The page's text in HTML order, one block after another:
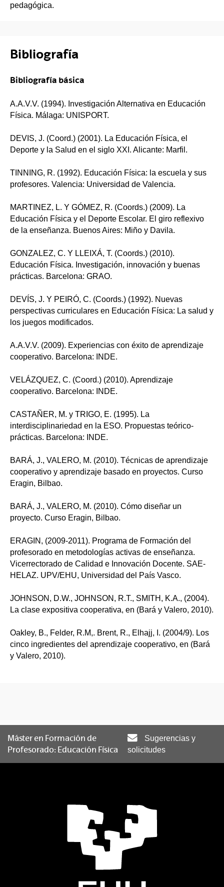
pedagógica.
Bibliografía
Bibliografía básica
A.A.V.V. (1994). Investigación Alternativa en Educación
Física. Málaga: UNISPORT.
DEVIS, J. (Coord.) (2001). La Educación Física, el
Deporte y la Salud en el siglo XXI. Alicante: Marfil.
TINNING, R. (1992). Educación Física: la escuela y sus
profesores. Valencia: Universidad de Valencia.
MARTINEZ, L. Y GÓMEZ, R. (Coords.) (2009). La
Educación Física y el Deporte Escolar. El giro reflexivo
de la enseñanza. Buenos Aires: Miño y Davila.
GONZALEZ, C. Y LLEIXÁ, T. (Coords.) (2010).
Educación Física. Investigación, innovación y buenas
prácticas. Barcelona: GRAO.
DEVÍS, J. Y PEIRÓ, C. (Coords.) (1992). Nuevas
perspectivas curriculares en Educación Física: La salud y
los juegos modificados.
A.A.V.V. (2009). Experiencias con éxito de aprendizaje
cooperativo. Barcelona: INDE.
VELÁZQUEZ, C. (Coord.) (2010). Aprendizaje
cooperativo. Barcelona: INDE.
CASTAÑER, M. y TRIGO, E. (1995). La
interdisciplinariedad en la ESO. Propuestas teórico-
prácticas. Barcelona: INDE.
BARÁ, J., VALERO, M. (2010). Técnicas de aprendizaje
cooperativo y aprendizaje basado en proyectos. Curso
Eragin, Bilbao.
BARÁ, J., VALERO, M. (2010). Cómo diseñar un
proyecto. Curso Eragin, Bilbao.
ERAGIN, (2009-2011). Programa de Formación del
profesorado en metodologías activas de enseñanza.
Vicerrectorado de Calidad e Innovación Docente. SAE-
HELAZ. UPV/EHU, Universidad del País Vasco.
JOHNSON, D.W., JOHNSON, R.T., SMITH, K.A., (2004).
La clase expositiva cooperativa, en (Bará y Valero, 2010).
Oakley, B., Felder, R.M,. Brent, R., Elhajj, I. (2004/9). Los
cinco ingredientes del aprendizaje cooperativo, en (Bará
y Valero, 2010).
Máster en Formación de
Profesorado: Educación Física
Sugerencias y
solicitudes